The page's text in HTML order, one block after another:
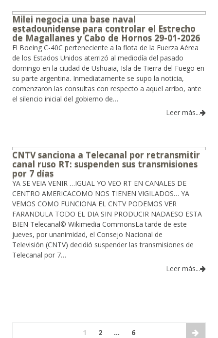
Milei negocia una base naval
estadounidense para controlar el Estrecho
de Magallanes y Cabo de Hornos 29-01-2026
El Boeing C-40C perteneciente a la flota de la Fuerza Aérea
de los Estados Unidos aterrizó al mediodía del pasado
domingo en la ciudad de Ushuaia, Isla de Tierra del Fuego en
su parte argentina. Inmediatamente se supo la noticia,
comenzaron las consultas con respecto a aquel arribo, ante
el silencio inicial del gobierno de…
Leer más...
CNTV sanciona a Telecanal por retransmitir
canal ruso RT: suspenden sus transmisiones
por 7 días
YA SE VEIA VENIR …IGUAL YO VEO RT EN CANALES DE
CENTRO AMERICACOMO NOS TIENEN VIGILADOS… YA
VEMOS COMO FUNCIONA EL CNTV PODEMOS VER
FARANDULA TODO EL DIA SIN PRODUCIR NADAESO ESTA
BIEN Telecanal© Wikimedia CommonsLa tarde de este
jueves, por unanimidad, el Consejo Nacional de
Televisión (CNTV) decidió suspender las transmisiones de
Telecanal por 7…
Leer más...
1 2 … 6